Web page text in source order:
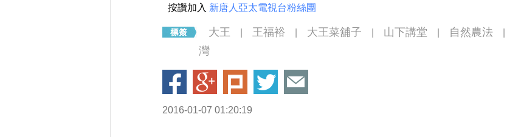
按讚加入 新唐人亞太電視台粉絲團
大王 王福裕 大王菜舖子 山下講堂 自然農法
灣
2016-01-07 01:20:19